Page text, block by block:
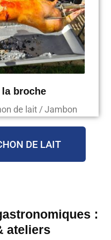
broche
de lait / Jambon
DE LAIT
:
ateliers